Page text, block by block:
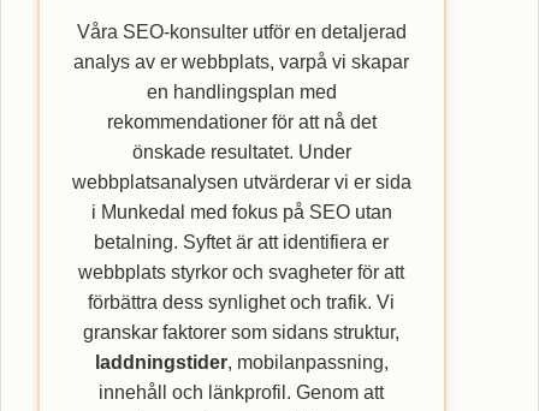
inom SEO. Upptäck hur Webbempire kan
förbättra din webbplats ranking och nå ut till
en bredare kundkrets med vår
SEO
Våra SEO-konsulter utför en detaljerad
analys av er webbplats, varpå vi skapar
en handlingsplan med
rekommendationer för att nå det
önskade resultatet. Under
webbplatsanalysen utvärderar vi er sida
i Munkedal med fokus på SEO utan
betalning. Syftet är att identifiera er
webbplats styrkor och svagheter för att
förbättra dess synlighet och trafik. Vi
granskar faktorer som sidans struktur,
laddningstider, mobilanpassning,
innehåll och länkprofil. Genom att